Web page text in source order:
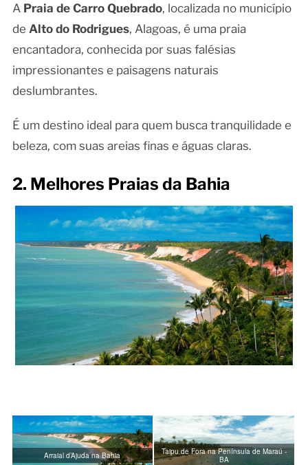
A Praia de Carro Quebrado, localizada no município
de Alto do Rodrigues, Alagoas, é uma praia
encantadora, conhecida por suas falésias
impressionantes e paisagens naturais
deslumbrantes.
É um destino ideal para quem busca tranquilidade e
beleza, com suas areias finas e águas claras.
2. Melhores Praias da Bahia
Arraial d’Ajuda na Bahia
Taipu de Fora na Península de Maraú -
BA